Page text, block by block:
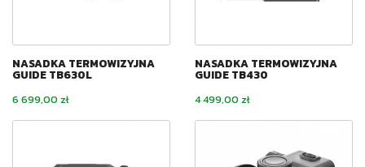
NASADKA TERMOWIZYJNA
GUIDE TB630L
Cena
6 699,00 zł
NASADKA TERMOWIZYJNA
GUIDE TB430
Cena
4 499,00 zł